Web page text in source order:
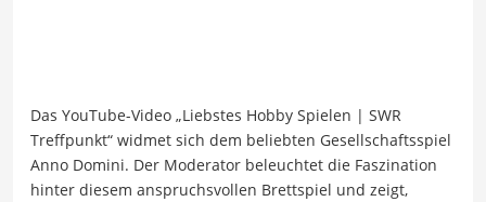
Das YouTube-Video „Liebstes Hobby Spielen | SWR
Treffpunkt“ widmet sich dem beliebten Gesellschaftsspiel
Anno Domini. Der Moderator beleuchtet die Faszination
hinter diesem anspruchsvollen Brettspiel und zeigt,